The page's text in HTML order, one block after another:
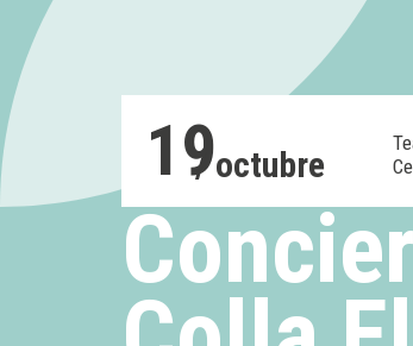
19/ octubre